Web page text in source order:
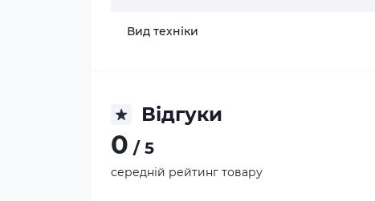
Вид техніки
Відгуки
0 / 5
середній рейтинг товару